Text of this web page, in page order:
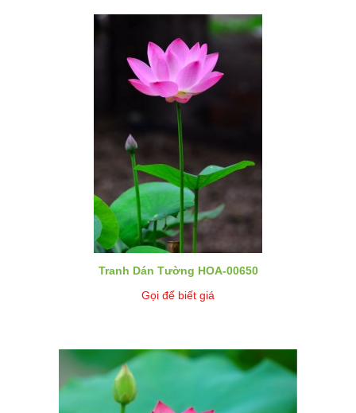
Tranh Dán Tường HOA-00650
Gọi để biết giá